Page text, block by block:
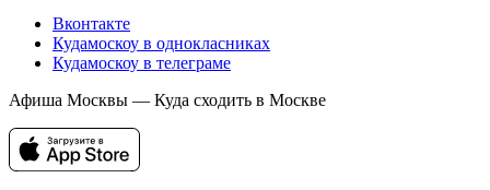
Вконтакте
Кудамоскоу в однокласниках
Кудамоскоу в телеграме
Афиша Москвы — Куда сходить в Москве